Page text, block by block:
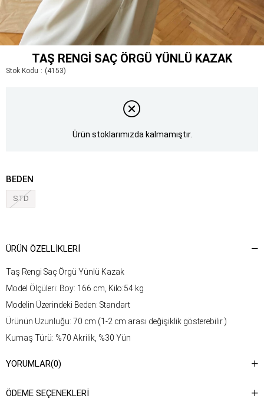
TAŞ RENGI SAÇ ÖRGÜ YÜNLÜ KAZAK
Stok Kodu (4153)
Ürün stoklarımızda kalmamıştır.
BEDEN
STD
ÜRÜN ÖZELLIKLERI
Taş Rengi Saç Örgü Yünlü Kazak
Model Ölçüleri: Boy: 166 cm, Kilo:54 kg
Modelin Üzerindeki Beden: Standart
Ürünün Uzunluğu: 70 cm (1-2 cm arası değişiklik gösterebilir.)
Kumaş Türü: %70 Akrilik, %30 Yün
talimatına ulaşabilirsiniz.
YORUMLAR(0)
ÖDEME SEÇENEKLERI